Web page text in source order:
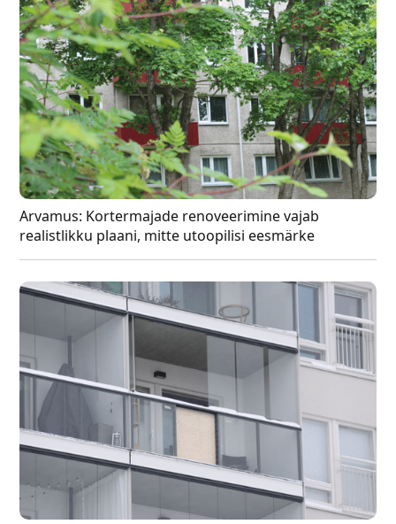
Arvamus: Kortermajade renoveerimine vajab
realistlikku plaani, mitte utoopilisi eesmärke